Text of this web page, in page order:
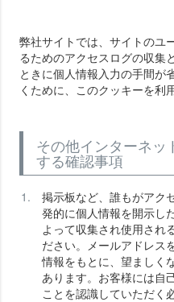
弊社サイトでは、サイトのユ
るためのアクセスログの収集
ときに個人情報入力の手間が
くために、このクッキーを利
その他インターネッ
する確認事項
掲示板など、誰もがアク
発的に個人情報を開示し
よって収集され使用され
ださい。メールアドレス
情報をもとに、望ましく
あります。お客様には自
ことを認識していただく